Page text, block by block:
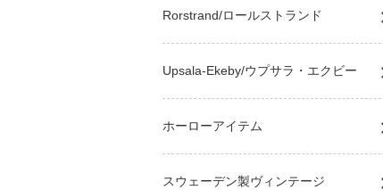
Rorstrand/ロールストランド
Upsala-Ekeby/ウプサラ・エクビー
ホーローアイテム
スウェーデン製ヴィンテージ